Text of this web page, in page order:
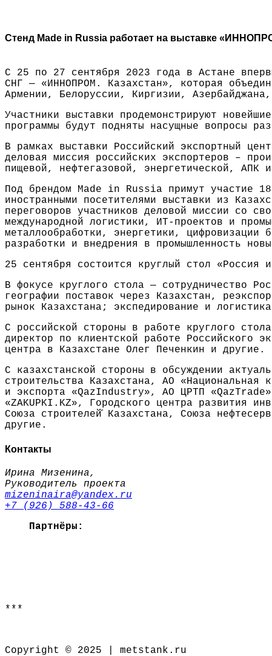
Стенд Made in Russia работает на выставке
С 25 по 27 сентября 2023 года в Астане
СНГ — «ИННОПРОМ. Казахстан», которая
Армении, Белоруссии, Киргизии,
Участники выставки продемонстрируют
программы будут подняты насущные вопросы
В рамках выставки Российский экспортный
деловая миссия российских экспортеров –
пищевой, нефтегазовой, энергетической,
Под брендом Made in Russia примут участие
иностранными посетителями выставки из
переговоров участников деловой миссии со
международной логистики, ИТ-проектов и
металлообработки, энергетики, цифровизации
разработки и внедрения в промышленность
25 сентября состоится круглый стол «Россия
В фокусе круглого стола — сотрудничество
географии поставок через Казахстан,
рынок Казахстана; экспедирование и
С российской стороны в работе круглого
директор по клиентской работе Российского
центра в Казахстане Олег Печенкин и другие.
С казахстанской стороны в обсуждении
строительства Казахстана, АО
и экспорта «QazIndustry», АО ЦРТП
«ZAKUPKI.KZ», Городского центра развития
Союза строителей̆ Казахстана, Союза
другие.
Контакты
Ирина Мизенина,
Руководитель проекта
mizeninaira@yandex.ru
+7 (926) 588-43-66
Партнёры:
***
Copyright © 2025 | metstank.ru